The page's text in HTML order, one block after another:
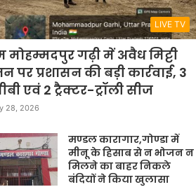
LIVE TV
मोहम्मदपुर गढ़ी में अवैध मिट्टी
पर प्रशासन की बड़ी कार्रवाई, 3
एवं 2 ट्रैक्टर-ट्रॉली सीज
28, 2026
मण्डल कारागार,गोण्डा में
मीनू के हिसाब से न भोजन न
मिलने का बाहर निकले
बंदियों ने किया खुलासा